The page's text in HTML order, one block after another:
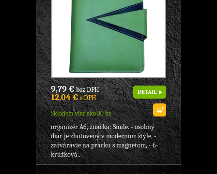
9,79 €bez DPH
12,04 €s DPH
Skladom viac ako 30 ks
DETAIL
organizér A6, značka: Smile. - osobný
diár je zhotovený v modernom štýle, -
zatváravie na pracku s magnetom, - 6-
krúžková...